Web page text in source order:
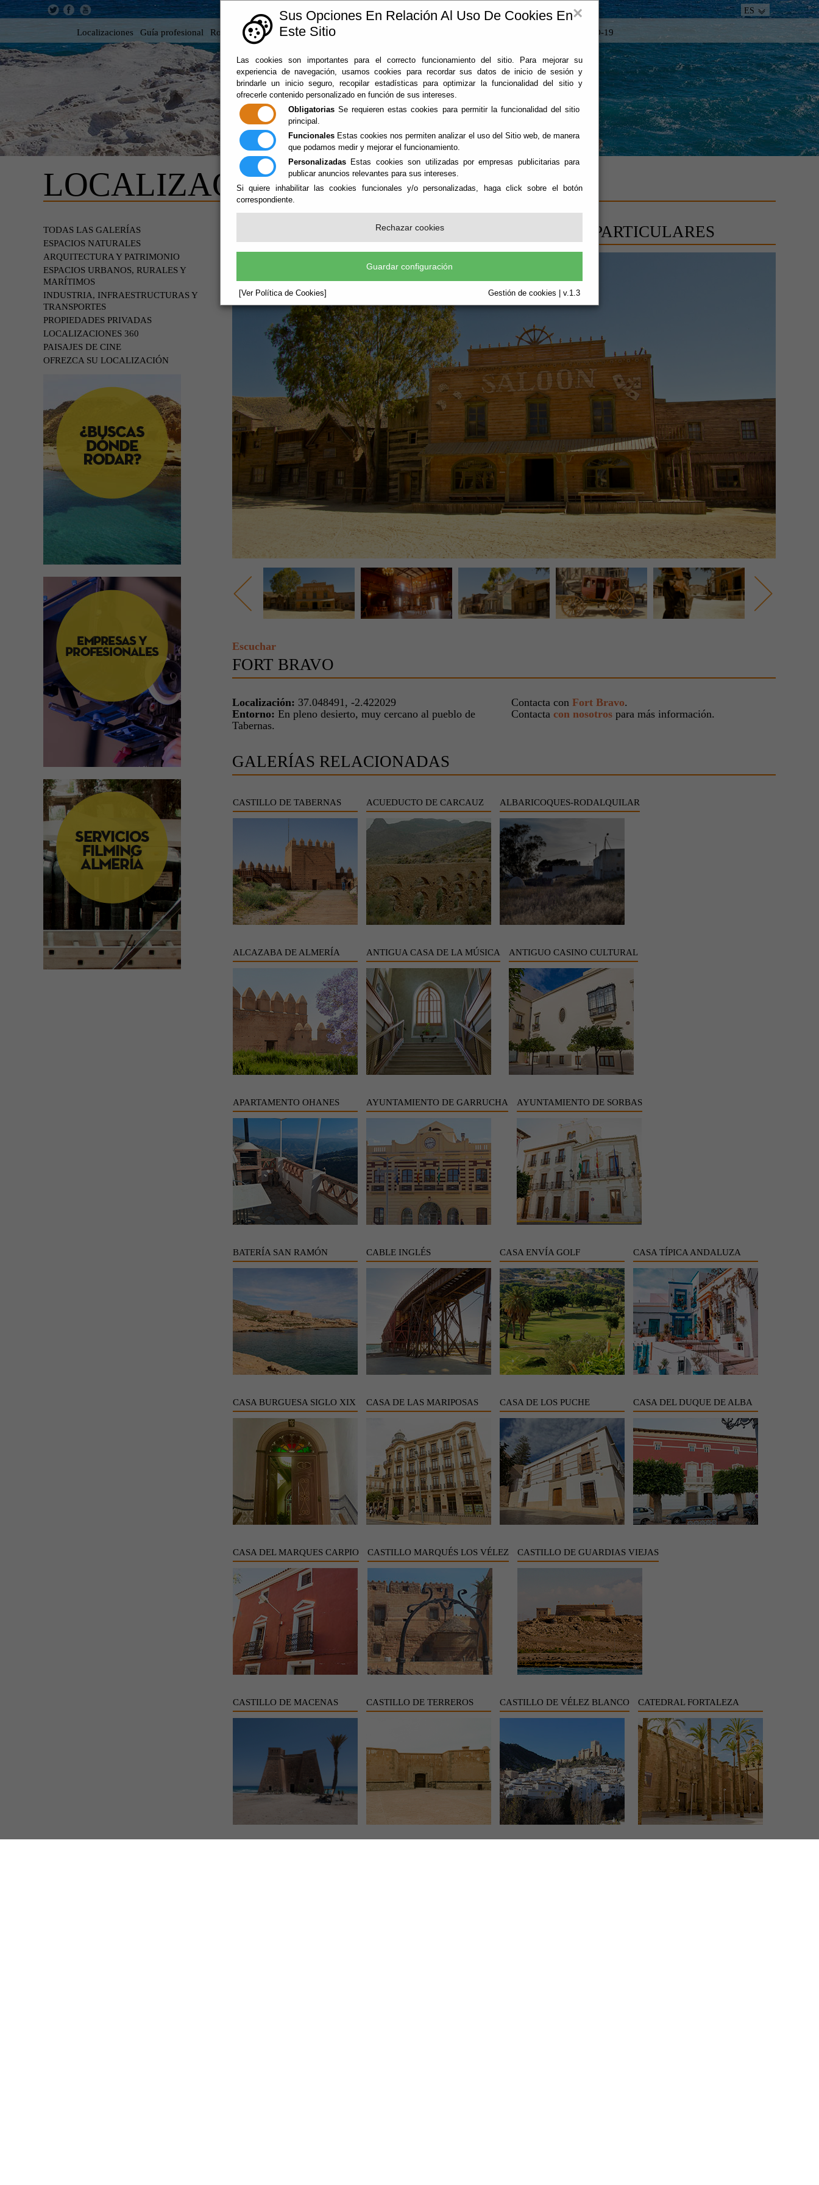
×
Sus Opciones En Relación Al Uso De Cookies En
Este Sitio
Las cookies son importantes para el correcto funcionamiento del sitio. Para mejorar su
experiencia de navegación, usamos cookies para recordar sus datos de inicio de sesión y
brindarle un inicio seguro, recopilar estadísticas para optimizar la funcionalidad del sitio y
ofrecerle contenido personalizado en función de sus intereses.
Obligatorias Se requieren estas cookies para permitir la funcionalidad del sitio
principal.
Funcionales Estas cookies nos permiten analizar el uso del Sitio web, de manera
que podamos medir y mejorar el funcionamiento.
Personalizadas Estas cookies son utilizadas por empresas publicitarias para
publicar anuncios relevantes para sus intereses.
Si quiere inhabilitar las cookies funcionales y/o personalizadas, haga click sobre el botón
correspondiente.
Rechazar cookies
Guardar configuración
[Ver Política de Cookies] Gestión de cookies | v.1.3
ES
Localizaciones Guía profesional Rodar en Almería 360 COVID-19
LOCALIZACIONES
TODAS LAS GALERÍAS
ESPACIOS NATURALES
ARQUITECTURA Y PATRIMONIO
ESPACIOS URBANOS, RURALES Y
MARÍTIMOS
INDUSTRIA, INFRAESTRUCTURAS Y
TRANSPORTES
PROPIEDADES PRIVADAS
LOCALIZACIONES 360
PAISAJES DE CINE
OFREZCA SU LOCALIZACIÓN
PATRIMONIO INDUSTRIAL - PATRIMONIO - DE PARTICULARES
Escuchar
FORT BRAVO
Localización: 37.048491, -2.422029
Entorno: En pleno desierto, muy cercano al pueblo de
Tabernas.
Contacta con Fort Bravo.
Contacta con nosotrospara más información.
GALERÍAS RELACIONADAS
CASTILLO DE TABERNAS ACUEDUCTO DE CARCAUZ ALBARICOQUES-RODALQUILAR
ALCAZABA DE ALMERÍA ANTIGUA CASA DE LA MÚSICA ANTIGUO CASINO CULTURAL
APARTAMENTO OHANES AYUNTAMIENTO DE GARRUCHA AYUNTAMIENTO DE SORBAS
BATERÍA SAN RAMÓN CABLE INGLÉS CASA ENVÍA GOLF CASA TÍPICA ANDALUZA
CASA BURGUESA SIGLO XIX CASA DE LAS MARIPOSAS CASA DE LOS PUCHE CASA DEL DUQUE DE ALBA
CASA DEL MARQUES CARPIO CASTILLO MARQUÉS LOS VÉLEZ CASTILLO DE GUARDIAS VIEJAS
CASTILLO DE MACENAS CASTILLO DE TERREROS CASTILLO DE VÉLEZ BLANCO CATEDRAL FORTALEZA